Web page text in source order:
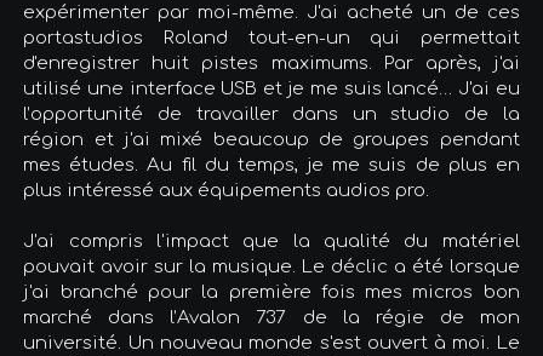
expérimenter par moi-même. J'ai acheté un de ces
portastudios Roland tout-en-un qui permettait
d'enregistrer huit pistes maximums. Par après, j'ai
utilisé une interface USB et je me suis lancé… J'ai eu
l’opportunité de travailler dans un studio de la
région et j'ai mixé beaucoup de groupes pendant
mes études. Au fil du temps, je me suis de plus en
plus intéressé aux équipements audios pro.
J'ai compris l'impact que la qualité du matériel
pouvait avoir sur la musique. Le déclic a été lorsque
j'ai branché pour la première fois mes micros bon
marché dans l’Avalon 737 de la régie de mon
université. Un nouveau monde s'est ouvert à moi. Le